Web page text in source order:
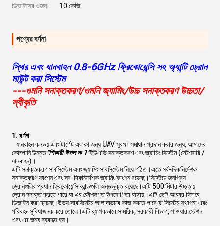
ডিভাইসের ওজন: 10 কেজি
পণ্যের বর্ণনা
স্থির এবং যানবাহন 0.8-6GHz ফ্রিকোয়েন্সি সহ অ্যান্টি ড্রোন
মাউন্ট করা সিস্টেম
---ওমনি সনাক্তকরণ/ওমনি জ্যামিং/উচ্চ সনাক্তকরণ উচ্চতা/
স্বীকৃতি
1. বর্ণনা
যানবাহন কনভয় এবং টার্গেট এলাকা জন্য UAV সুরক্ষা সমাধান প্রদান করার জন্য, আমাদের
কোম্পানি উন্নত"শিকারী ঈগল নং 1"ইউএভি সনাক্তকরণ এবং জ্যামিং সিস্টেম (স্টেশনারি /
যানবাহন)।
এটি সনাক্তকরণ সাবসিস্টেম এবং জ্যামিং সাবসিস্টেম নিয়ে গঠিত।এতে সর্ব-দিকনির্দেশক
সনাক্তকরণ ফাংশন এবং সর্ব-দিকনির্দেশক জ্যামিং ফাংশন রয়েছে।সিস্টেমে জনপ্রিয়
ড্রোনগুলির প্রধান ফ্রিকোয়েন্সি ব্যান্ডগুলি অন্তর্ভুক্ত রয়েছে।এটি 500 মিটার উচ্চতায়
ড্রোন সনাক্ত করতে পারে যা এর কৌশলগত উপযোগিতা বাড়ায়।এটি ছোট আকার হিসাবে
ডিজাইন করা হয়েছে।উভয় সাবসিস্টেম আলাদাভাবে কাজ করতে পারে যা সিস্টেম স্থাপনা এবং
পরিবহন সুবিধাজনক করে তোলে।এটি ব্যাপকভাবে সামরিক, সরকারী বিভাগ, পাওয়ার স্টেশন
এবং এর জন্য ব্যবহৃত হয়।